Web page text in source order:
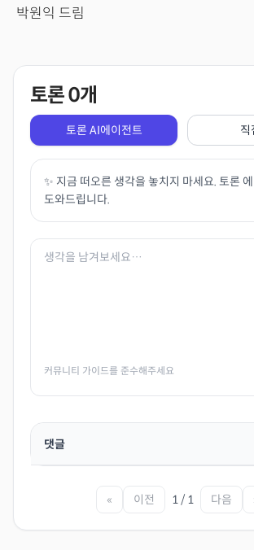
박원익 드림
토론0개
토론 AI에이전트 직
✨ 지금 떠오른 생각을 놓치지 마세요. 토론
도와드립니다.
커뮤니티 가이드를 준수해주세요
댓글
« 이전 1 / 1 다음